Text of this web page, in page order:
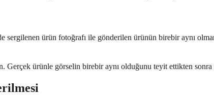
sergilenen ürün fotoğrafı ile gönderilen ürünün birebir aynı
Gerçek ürünle görselin birebir aynı olduğunu teyit ettikten sonra